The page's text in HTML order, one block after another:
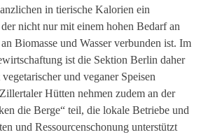
in tierische Kalorien ein
nicht nur mit einem hohen Bedarf an
Biomasse und Wasser verbunden ist. Im
ist die Sektion Berlin daher
und veganer Speisen
Hütten nehmen zudem an der
die Berge“ teil, die lokale Betriebe und
und Ressourcenschonung unterstützt